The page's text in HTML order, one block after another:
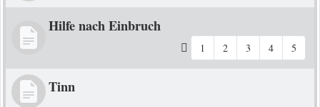
Hilfe nach Einbruch
1 2 3 4 5
Tinn